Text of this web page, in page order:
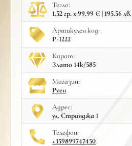
Тегло:
1.52 гр. x 99.99 € | 195.56 лв.
Артикулен код:
Р-1222
Карат:
Злато 14к/585
Mагазин:
Руен
Адрес:
ул. Странджа 1
Телефон:
+359899747450